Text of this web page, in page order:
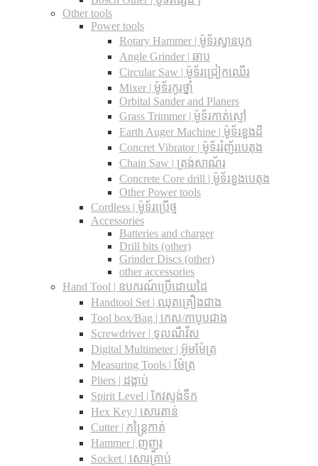
Other tools
Power tools
Rotary Hammer | ម៉ូទ័រស្វានបុក
Angle Grinder | ឆាប
Circular Saw​ | ម៉ូទ័រជ្រៀកឈើរ
Mixer | ម៉ូទ័រកូរថ្នាំ
Orbital Sander and Planers
Grass Trimmer | ម៉ូទ័រកាត់ស្មៅ
Earth Auger Machine | ម៉ូទ័រខួងដី
Concret Vibrator | ម៉ូទ័ររំញ័របេតុង
Chain Saw | ត្រង់សាណ័រ
Concrete Core drill | ម៉ូទ័រខួងបេតុង
Other Power tools
Cordless​ | ម៉ូទ័រប្រើថ្ម
Accessories
Batteries and charger
Drill bits (other)
Grinder Discs (other)
other accessories
Hand Tool | ឧបករណ៍ប្រើដោយដៃ
Handtool Set | ឈុតគ្រឿងជាង
Tool box/Bag | កេស/កាបូបជាង
Screwdriver | ទុលណឺវីស
Digital Multimeter | អ៊ូមម៉ែត្រ
Measuring Tools | ម៉ែត្រ
Pliers | ដង្កាប់
Spirit Level | កែវស្ទង់ទឹក
Hex Key | សោរតាន់
Cutter | កន្រ្តៃកាត់
Hammer | ញញួរ
Socket | សោរគ្រាប់